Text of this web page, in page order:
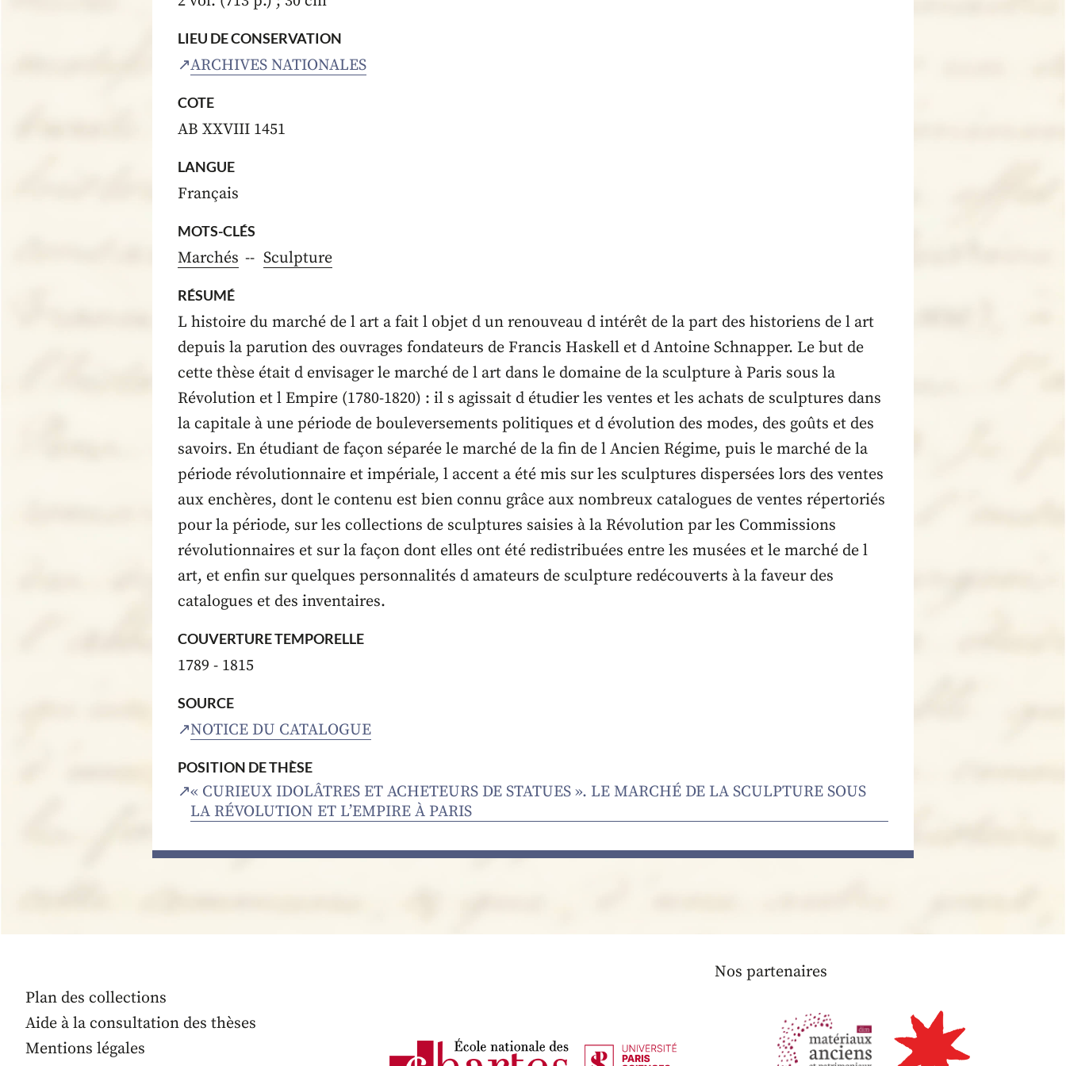
LIEU DE CONSERVATION
ARCHIVES NATIONALES
COTE
AB XXVIII 1451
LANGUE
Français
MOTS-CLÉS
Marchés Sculpture
RÉSUMÉ
L histoire du marché de l art a fait l objet d un renouveau d intérêt de la part des historiens de l art
depuis la parution des ouvrages fondateurs de Francis Haskell et d Antoine Schnapper. Le but de
cette thèse était d envisager le marché de l art dans le domaine de la sculpture à Paris sous la
Révolution et l Empire (1780-1820) : il s agissait d étudier les ventes et les achats de sculptures dans
la capitale à une période de bouleversements politiques et d évolution des modes, des goûts et des
savoirs. En étudiant de façon séparée le marché de la fin de l Ancien Régime, puis le marché de la
période révolutionnaire et impériale, l accent a été mis sur les sculptures dispersées lors des ventes
aux enchères, dont le contenu est bien connu grâce aux nombreux catalogues de ventes répertoriés
pour la période, sur les collections de sculptures saisies à la Révolution par les Commissions
révolutionnaires et sur la façon dont elles ont été redistribuées entre les musées et le marché de l
art, et enfin sur quelques personnalités d amateurs de sculpture redécouverts à la faveur des
catalogues et des inventaires.
COUVERTURE TEMPORELLE
1789 - 1815
SOURCE
NOTICE DU CATALOGUE
POSITION DE THÈSE
« CURIEUX IDOLÂTRES ET ACHETEURS DE STATUES ». LE MARCHÉ DE LA SCULPTURE SOUS
LA RÉVOLUTION ET L’EMPIRE À PARIS
Plan des collections
Aide à la consultation des thèses
Mentions légales
Nos partenaires